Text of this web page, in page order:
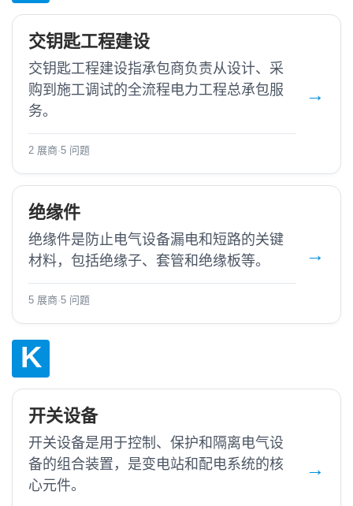
交钥匙工程建设
交钥匙工程建设指承包商负责从设计、采
购到施工调试的全流程电力工程总承包服
务。
2 展商·5 问题
绝缘件
绝缘件是防止电气设备漏电和短路的关键
材料，包括绝缘子、套管和绝缘板等。
5 展商·5 问题
K
开关设备
开关设备是用于控制、保护和隔离电气设
备的组合装置，是变电站和配电系统的核
心元件。